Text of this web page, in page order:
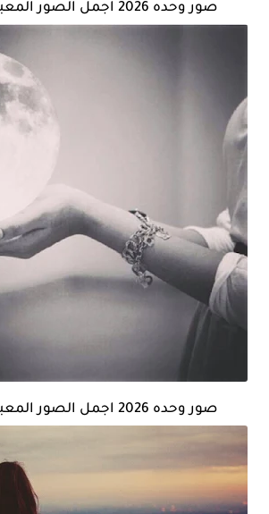
صور وحده 2026 اجمل الصور المعبرة عن الوحده
صور وحده 2026 اجمل الصور المعبرة عن الوحده